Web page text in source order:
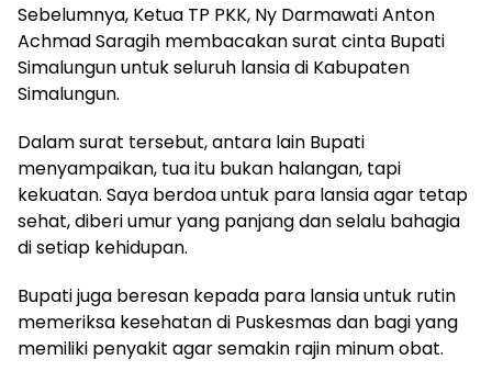
Sebelumnya, Ketua TP PKK, Ny Darmawati Anton
Achmad Saragih membacakan surat cinta Bupati
Simalungun untuk seluruh lansia di Kabupaten
Simalungun.
Dalam surat tersebut, antara lain Bupati
menyampaikan, tua itu bukan halangan, tapi
kekuatan. Saya berdoa untuk para lansia agar tetap
sehat, diberi umur yang panjang dan selalu bahagia
di setiap kehidupan.
Bupati juga beresan kepada para lansia untuk rutin
memeriksa kesehatan di Puskesmas dan bagi yang
memiliki penyakit agar semakin rajin minum obat.